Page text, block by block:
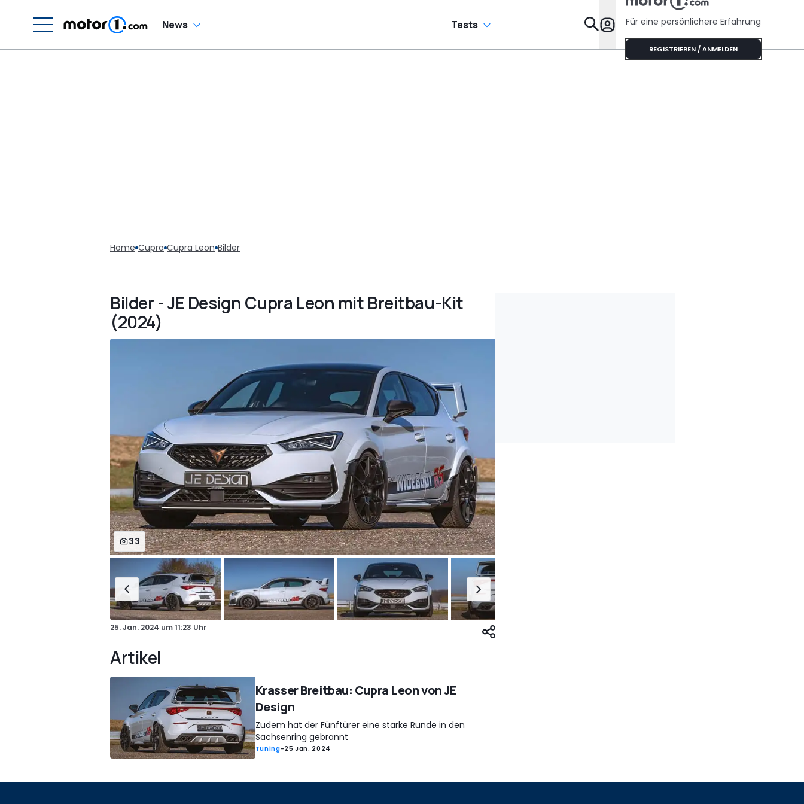
News Tests Specials
Für eine persönlichere Erfahrung
REGISTRIEREN / ANMELDEN
Home Cupra Cupra Leon Bilder
Bilder - JE Design Cupra Leon mit Breitbau-Kit
(2024)
33
25. Jan. 2024 um11:23 Uhr
Artikel
Krasser Breitbau: Cupra Leon von JE
Design
Zudem hat der Fünftürer eine starke Runde in den
Sachsenring gebrannt
Tuning-25 Jan. 2024